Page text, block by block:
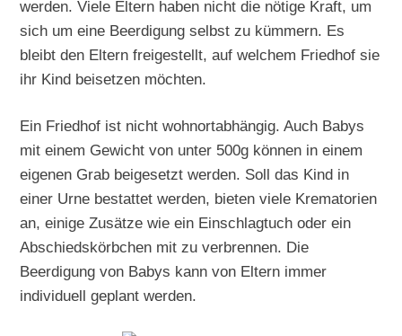
werden. Viele Eltern haben nicht die nötige Kraft, um
sich um eine Beerdigung selbst zu kümmern. Es
bleibt den Eltern freigestellt, auf welchem Friedhof sie
ihr Kind beisetzen möchten.
Ein Friedhof ist nicht wohnortabhängig. Auch Babys
mit einem Gewicht von unter 500g können in einem
eigenen Grab beigesetzt werden. Soll das Kind in
einer Urne bestattet werden, bieten viele Krematorien
an, einige Zusätze wie ein Einschlagtuch oder ein
Abschiedskörbchen mit zu verbrennen. Die
Beerdigung von Babys kann von Eltern immer
individuell geplant werden.